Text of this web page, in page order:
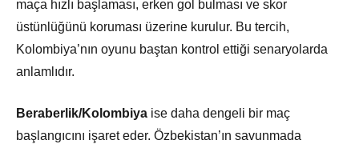
maça hızlı başlaması, erken gol bulması ve skor
üstünlüğünü koruması üzerine kurulur. Bu tercih,
Kolombiya’nın oyunu baştan kontrol ettiği senaryolarda
anlamlıdır.
Beraberlik/Kolombiya ise daha dengeli bir maç
başlangıcını işaret eder. Özbekistan’ın savunmada